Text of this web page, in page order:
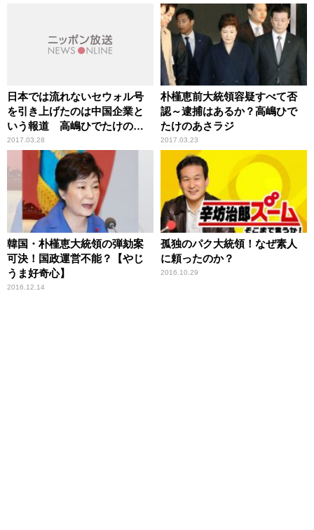
日本では流れないセウォル号
を引き上げたのは中国企業と
いう報道 高嶋ひでたけのあ
さラジ！
2017.03.28
朴槿恵前大統領容疑すべて否
認～逮捕はあるか？高嶋ひで
たけのあさラジ
2017.03.23
韓国・朴槿恵大統領の弾劾案
可決！国政運営不能？【やじ
うま好奇心】
2016.12.14
孤独のパク大統領！なぜ素人
に頼ったのか？
2016.10.29